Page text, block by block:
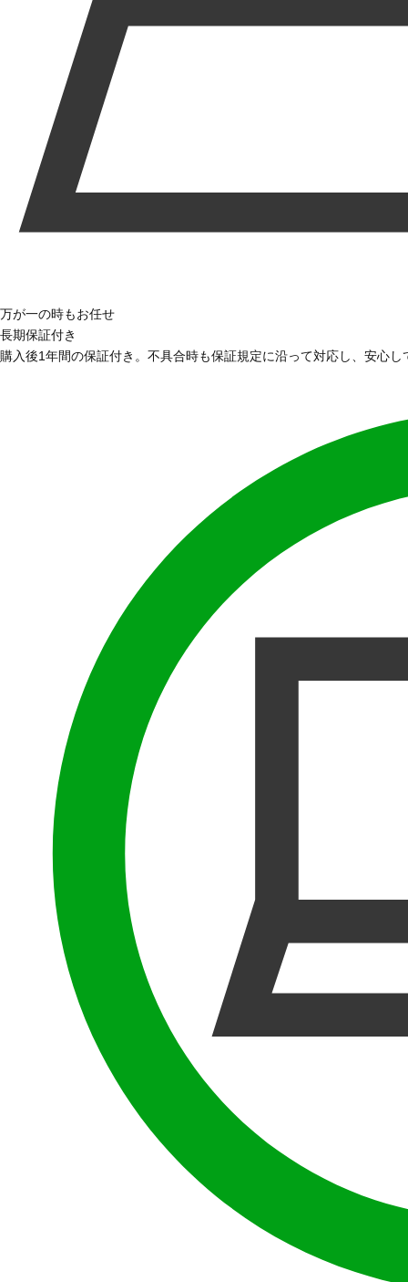
万が一の時もお任せ
長期保証付き
購入後1年間の保証付き。不具合時も保証規定に沿って対応し、安心